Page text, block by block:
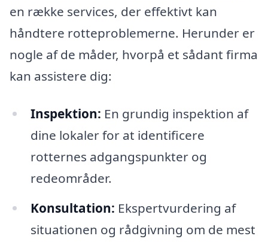
en række services, der effektivt kan
håndtere rotteproblemerne. Herunder er
nogle af de måder, hvorpå et sådant firma
kan assistere dig:
Inspektion: En grundig inspektion af
dine lokaler for at identificere
rotternes adgangspunkter og
redeområder.
Konsultation: Ekspertvurdering af
situationen og rådgivning om de mest